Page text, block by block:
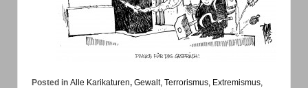
Posted in Alle Karikaturen, Gewalt, Terrorismus, Extremismus,